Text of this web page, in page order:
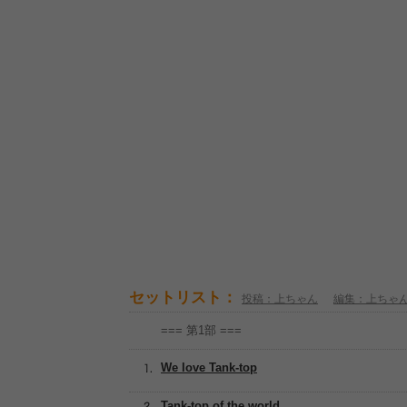
セットリスト： 投稿：上ちゃん 編集：上ちゃ
=== 第1部 ===
We love Tank-top